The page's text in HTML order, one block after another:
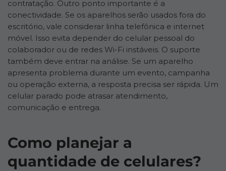
contratação. Outro ponto importante é a
conectividade. Se os aparelhos serão usados fora do
escritório, vale considerar linha telefônica e internet
móvel. Isso evita depender do celular pessoal do
colaborador ou de redes Wi-Fi instáveis. O suporte
também deve entrar na análise. Se um aparelho
apresenta problema durante um evento, campanha
ou operação externa, a resposta precisa ser rápida. Um
celular parado pode atrasar atendimento,
comunicação e entrega.
Como planejar a
quantidade de celulares?